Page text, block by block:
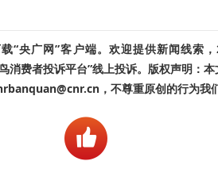
“央广网”客户端。欢迎提供新闻线索
消费者投诉平台”线上投诉。版权声明：本
，不尊重原创的行为我